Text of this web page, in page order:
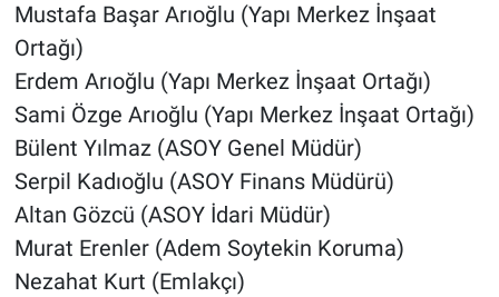
Mustafa Başar Arıoğlu (Yapı Merkez İnşaat
Ortağı)
Erdem Arıoğlu (Yapı Merkez İnşaat Ortağı)
Sami Özge Arıoğlu (Yapı Merkez İnşaat Ortağı)
Bülent Yılmaz (ASOY Genel Müdür)
Serpil Kadıoğlu (ASOY Finans Müdürü)
Altan Gözcü (ASOY İdari Müdür)
Murat Erenler (Adem Soytekin Koruma)
Nezahat Kurt (Emlakçı)